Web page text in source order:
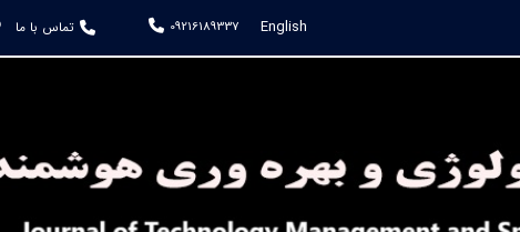
English
09216189337 تماس با ما